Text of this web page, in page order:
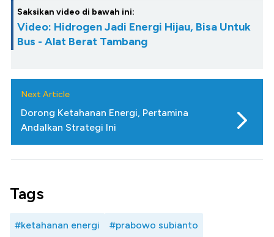
Saksikan video di bawah ini:
Video: Hidrogen Jadi Energi Hijau, Bisa Untuk
Bus - Alat Berat Tambang
Next Article
Dorong Ketahanan Energi, Pertamina
Andalkan Strategi Ini
Tags
#ketahanan energi #prabowo subianto